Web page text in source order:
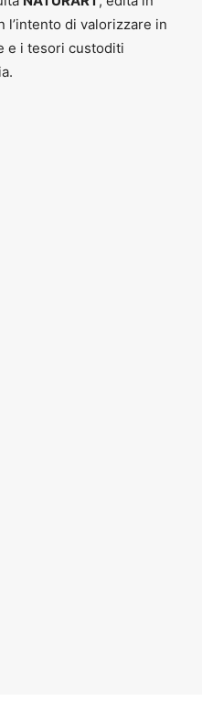
l’intento di valorizzare in
e i tesori custoditi